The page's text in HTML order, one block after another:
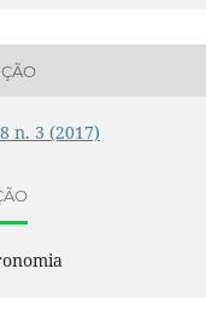
n. 3 (2017)